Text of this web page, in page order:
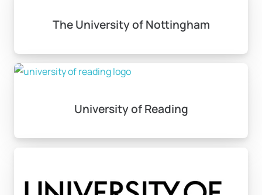
The University of Nottingham
University of Reading